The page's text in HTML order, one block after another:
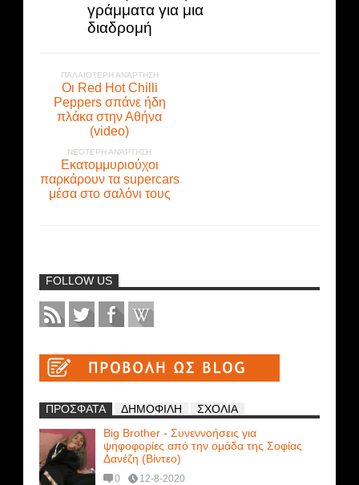
γράμματα για μια
διαδρομή
ΠΑΛΑΙΌΤΕΡΗ ΑΝΆΡΤΗΣΗ
Οι Red Hot Chilli
Peppers σπάνε ήδη
πλάκα στην Αθήνα
(video)
ΝΕΌΤΕΡΗ ΑΝΆΡΤΗΣΗ
Εκατομμυριούχοι
παρκάρουν τα supercars
μέσα στο σαλόνι τους
FOLLOW US
ΠΡΟΣΦΑΤΑ ΔΗΜΟΦΙΛΗ
ΣΧΟΛΙΑ
Big Brother - Συνεννοήσεις για
ψηφοφορίες από την ομάδα της Σοφίας
Δανέζη (Βίντεο)
0 12-8-2020